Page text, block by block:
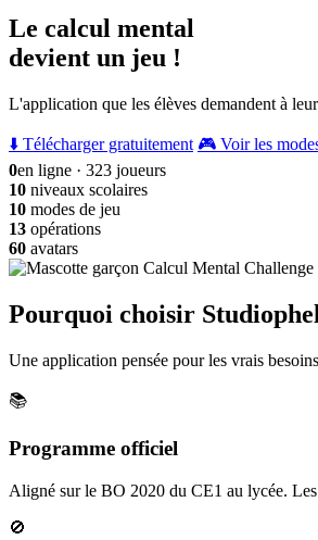
Le calcul mental
devient un jeu !
L'application que les élèves demandent à
⬇️ Télécharger gratuitement 🎮 Voir les
0en ligne · 323 joueurs
10 niveaux scolaires
10 modes de jeu
13 opérations
60 avatars
Pourquoi choisir
Une application pensée pour les vrais
📚
Programme officiel
Aligné sur le BO 2020 du CE1 au lycée. Les
🚫